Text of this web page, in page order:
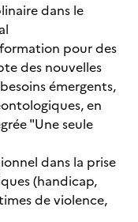
dans le
pour des
des nouvelles
émergents,
en
"Une seule
dans la prise
(handicap,
de violence,